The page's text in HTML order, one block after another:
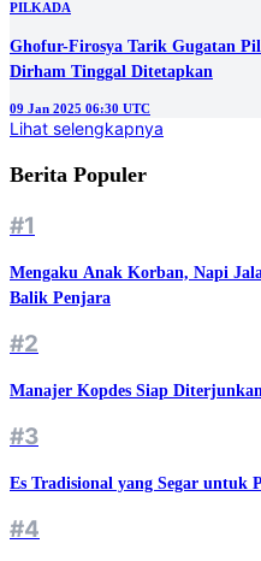
PILKADA
Ghofur-Firosya Tarik Gugatan
Dirham Tinggal Ditetapkan
09 Jan 2025 06:30 UTC
Lihat selengkapnya
Berita Populer
#1
Mengaku Anak Korban, Napi
Balik Penjara
#2
Manajer Kopdes Siap
#3
Es Tradisional yang Segar untuk
#4